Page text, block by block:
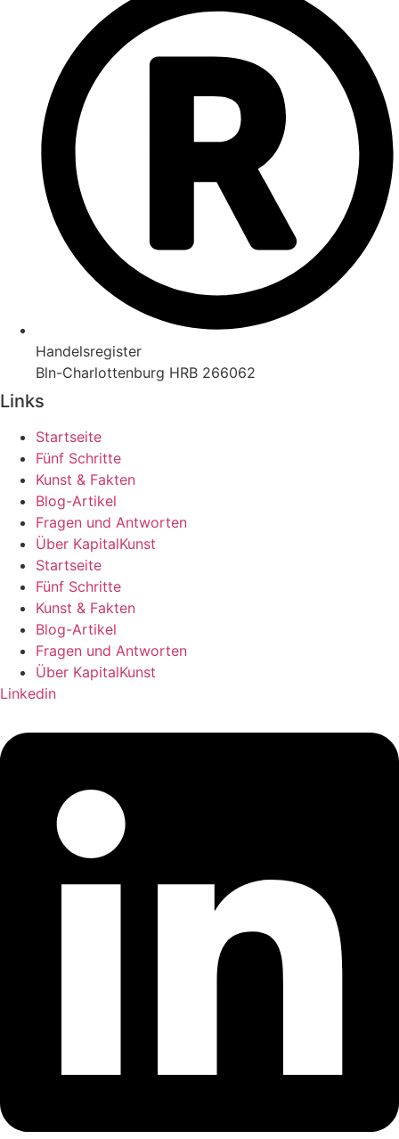
Handelsregister
Bln-Charlottenburg HRB 266062
Links
Startseite
Fünf Schritte
Kunst & Fakten
Blog-Artikel
Fragen und Antworten
Über KapitalKunst
Startseite
Fünf Schritte
Kunst & Fakten
Blog-Artikel
Fragen und Antworten
Über KapitalKunst
Linkedin